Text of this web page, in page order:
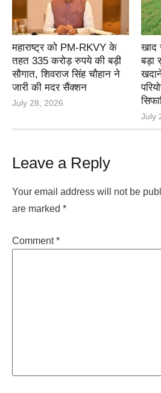
महाराष्ट्र को PM-RKVY के
तहत 335 करोड़ रुपये की बड़ी
सौगात, शिवराज सिंह चौहान ने
जारी की मदर सैंक्शन
July 28, 2026
खाद
बड़ा
July
Leave a Reply
Your email address will not be
are marked *
Comment*